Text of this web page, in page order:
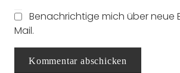
Benachrichtige mich über neue
Mail.
Kommentar abschicken